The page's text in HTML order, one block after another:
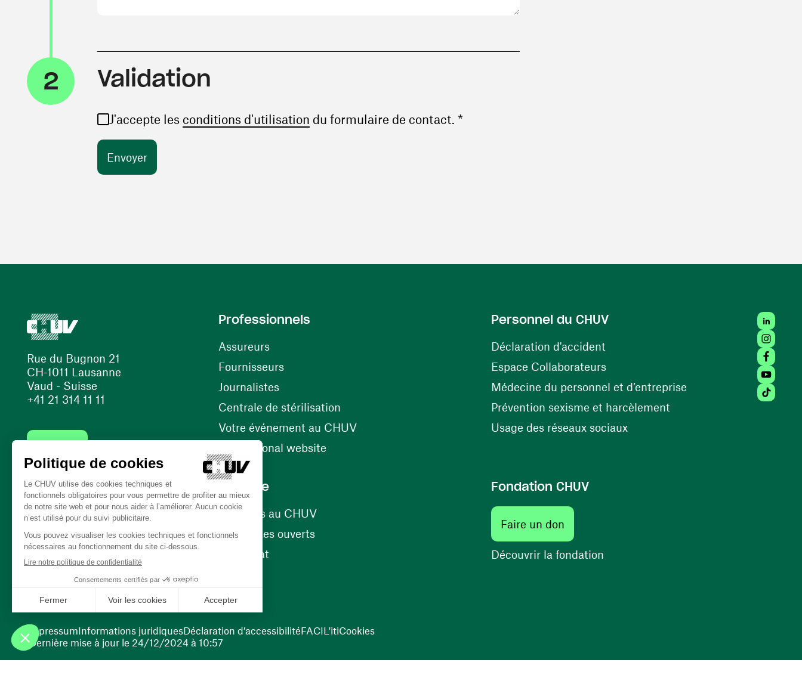
2 Validation
J'accepte les conditions d'utilisation (ouvre une nouvelle fenêtre)
du formulaire de contact. *
Rue du Bugnon 21
CH-1011 Lausanne
Vaud - Suisse
+41 21 314 11 11
(ouvre une nouvelle fenêtre)
(ouvre une nouvelle fenêtre)
Professionnels
Assureurs
Fournisseurs(ouvre une nouvelle fenêtre)
Journalistes
Centrale de stérilisation
Votre événement au CHUV(ouvre une nouvelle fenêtre)
International website
Personnel du CHUV
Déclaration d'accident(ouvre une nouvelle fenêtre)
Espace Collaborateurs(ouvre une nouvelle fenêtre)
Médecine du personnel et d’entreprise(ouvre une nouvelle
Prévention sexisme et harcèlement(ouvre une nouvelle
Usage des réseaux sociaux(ouvre une nouvelle fenêtre)
Carrière
Carrières au CHUV(ouvre une nouvelle fenêtre)
Nos postes ouverts(ouvre une nouvelle fenêtre)
Bénévolat
Fondation CHUV
Faire un don(ouvre une nouvelle fenêtre)
Découvrir la fondation(ouvre une nouvelle fenêtre)
Tiktok
Dernière mise à jour le 24/12/2024 à 10:57
ImpressumInformations juridiquesDéclaration d’accessibilitéFACIL'itiCookies